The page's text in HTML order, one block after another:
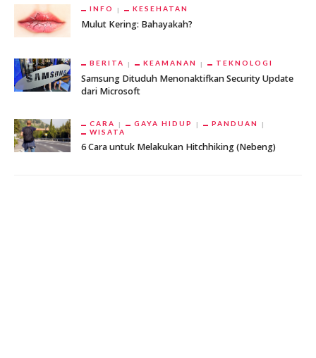
INFO KESEHATAN
Mulut Kering: Bahayakah?
BERITA KEAMANAN TEKNOLOGI
Samsung Dituduh Menonaktifkan Security Update
dari Microsoft
CARA GAYA HIDUP
PANDUAN
WISATA
6 Cara untuk Melakukan Hitchhiking (Nebeng)